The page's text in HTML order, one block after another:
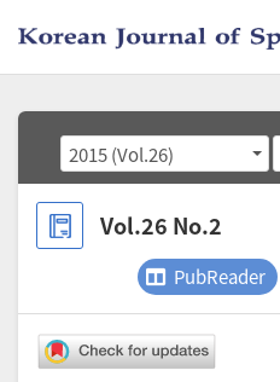
2015 (Vol.26)
Vol.26 No.2
PubReader